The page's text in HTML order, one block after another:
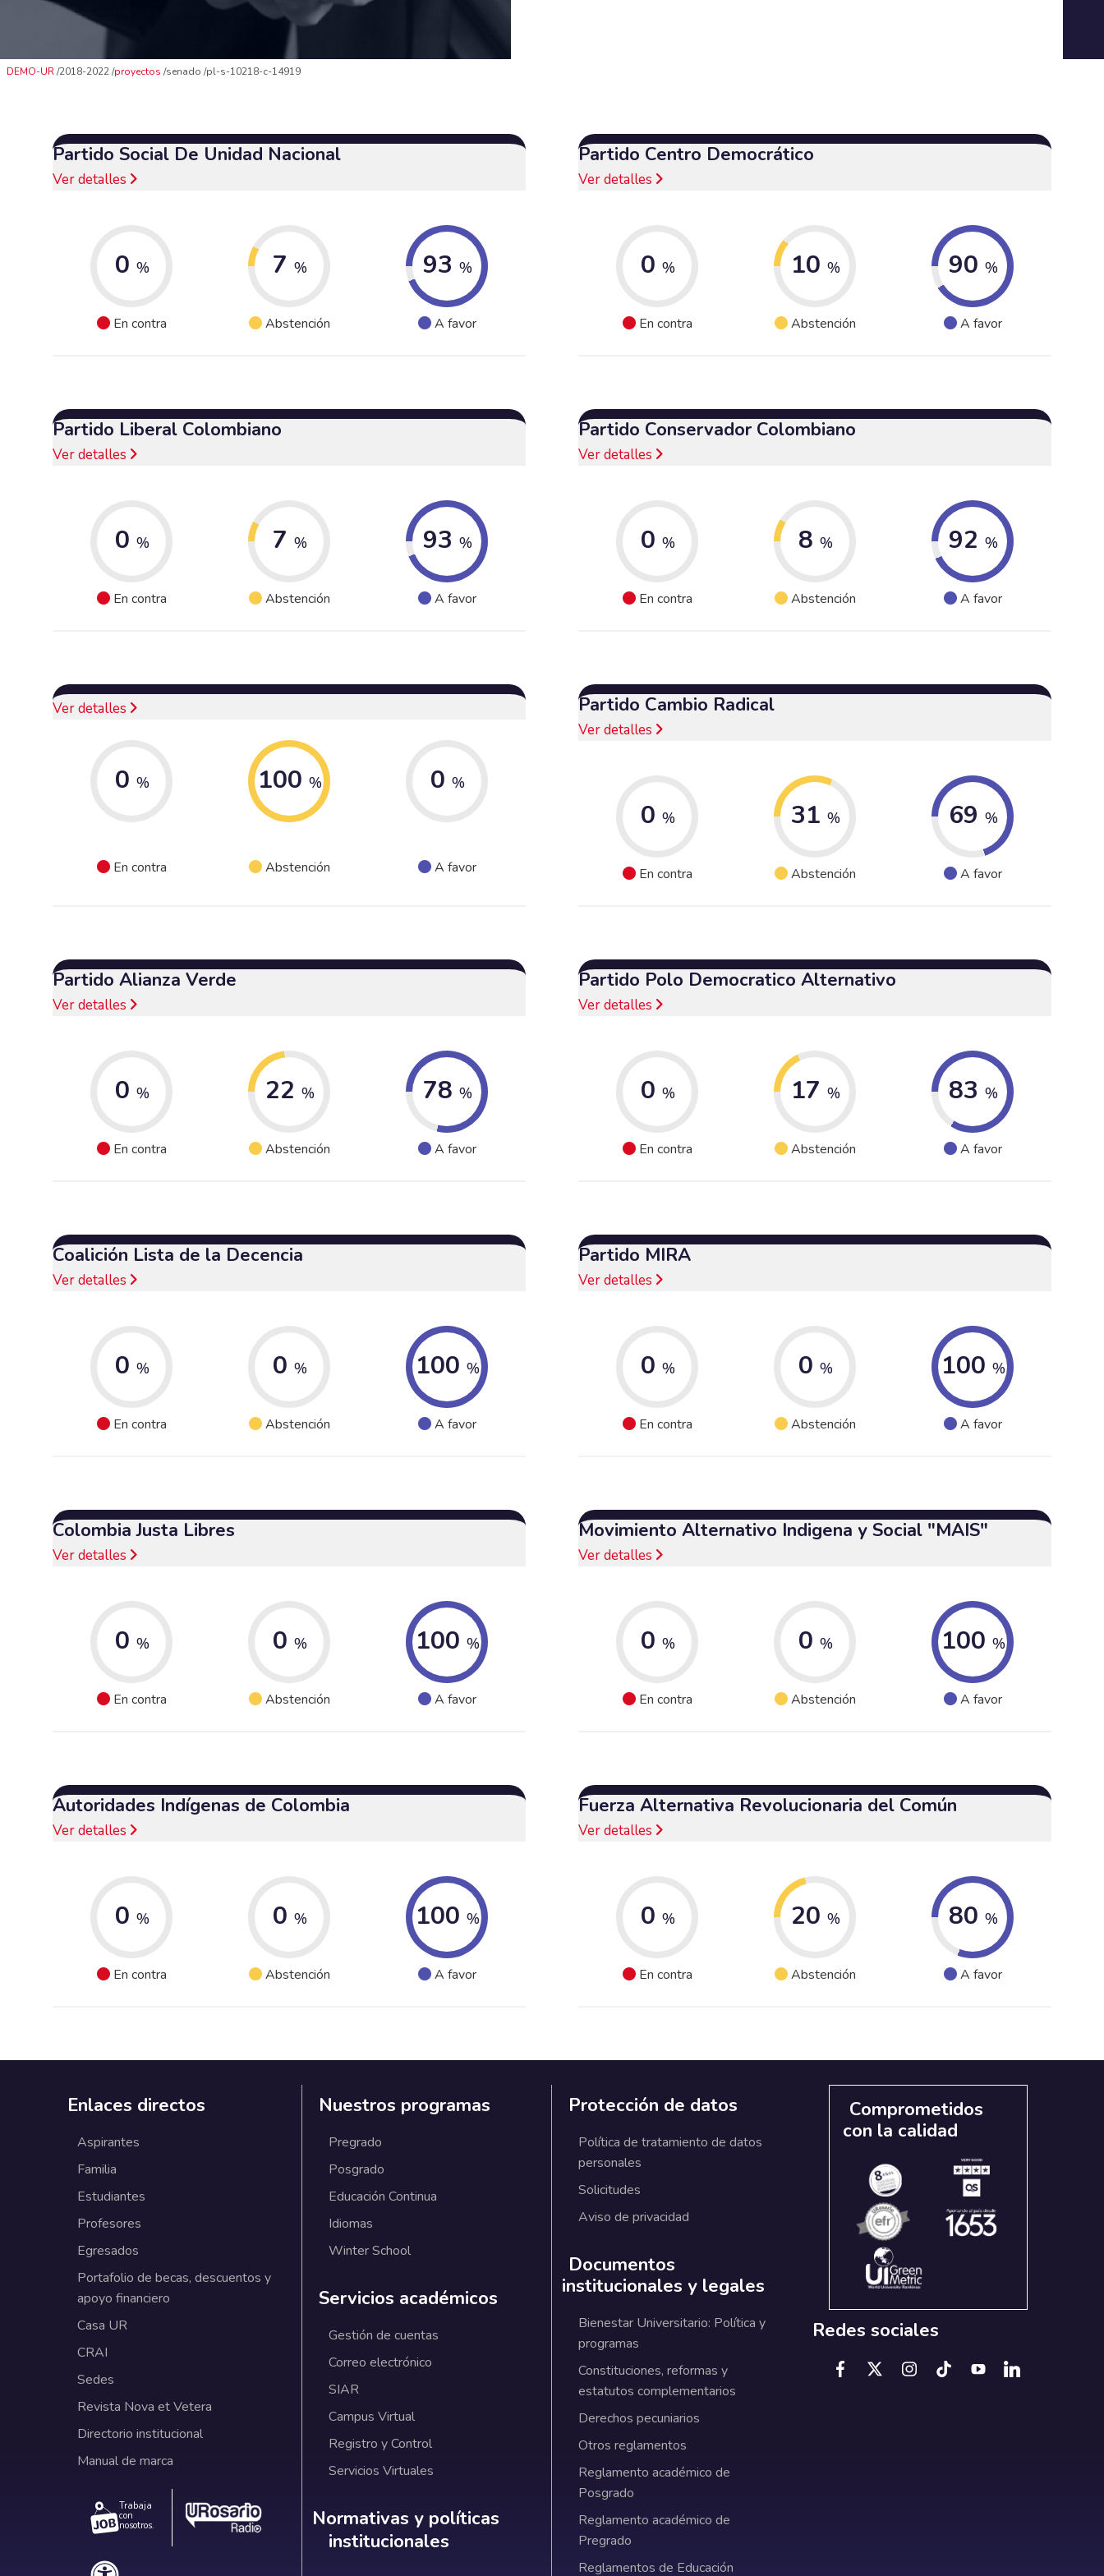
DEMO-UR 2018-2022 proyectos senado pl-s-10218-c-14919
Partido Social De Unidad Nacional
Ver detalles
0 %
En contra
7 %
Abstención
93 %
A favor
Partido Centro Democrático
Ver detalles
0 %
En contra
10 %
Abstención
90 %
A favor
Partido Liberal Colombiano
Ver detalles
0 %
En contra
7 %
Abstención
93 %
A favor
Partido Conservador Colombiano
Ver detalles
0 %
En contra
8 %
Abstención
92 %
A favor
Ver detalles
0 %
En contra
100 %
Abstención
0 %
A favor
Partido Cambio Radical
Ver detalles
0 %
En contra
31 %
Abstención
69 %
A favor
Partido Alianza Verde
Ver detalles
0 %
En contra
22 %
Abstención
78 %
A favor
Partido Polo Democratico Alternativo
Ver detalles
0 %
En contra
17 %
Abstención
83 %
A favor
Coalición Lista de la Decencia
Ver detalles
0 %
En contra
0 %
Abstención
100 %
A favor
Partido MIRA
Ver detalles
0 %
En contra
0 %
Abstención
100 %
A favor
Colombia Justa Libres
Ver detalles
0 %
En contra
0 %
Abstención
100 %
A favor
Movimiento Alternativo Indigena y Social "MAIS"
Ver detalles
0 %
En contra
0 %
Abstención
100 %
A favor
Autoridades Indígenas de Colombia
Ver detalles
0 %
En contra
0 %
Abstención
100 %
A favor
Fuerza Alternativa Revolucionaria del Común
Ver detalles
0 %
En contra
20 %
Abstención
80 %
A favor
Enlaces directos
Aspirantes
Familia
Estudiantes
Profesores
Egresados
Portafolio de becas, descuentos y
apoyo financiero
Casa UR
CRAI
Sedes
Revista Nova et Vetera
Directorio institucional
Manual de marca
Trabaja
con
nosotros.
Nuestros programas
Pregrado
Posgrado
Educación Continua
Idiomas
Winter School
Servicios académicos
Gestión de cuentas
Correo electrónico
SIAR
Campus Virtual
Registro y Control
Servicios Virtuales
Normativas y políticas institucionales
Normativas y políticas
institucionales
Protección de datos
Política de tratamiento de datos
personales
Solicitudes
Aviso de privacidad
Documentos
institucionales y legales
Bienestar Universitario: Política y
programas
Constituciones, reformas y
estatutos complementarios
Derechos pecuniarios
Otros reglamentos
Reglamento académico de
Posgrado
Reglamento académico de
Pregrado
Reglamentos de Educación
Comprometidos
con la calidad
Redes sociales